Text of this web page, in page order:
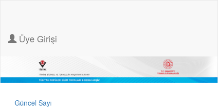
Üye Girişi
Güncel Sayı